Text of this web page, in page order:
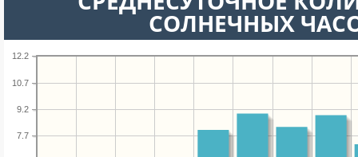
СОЛНЕЧНЫХ
7.7
9.2
10.7
12.2